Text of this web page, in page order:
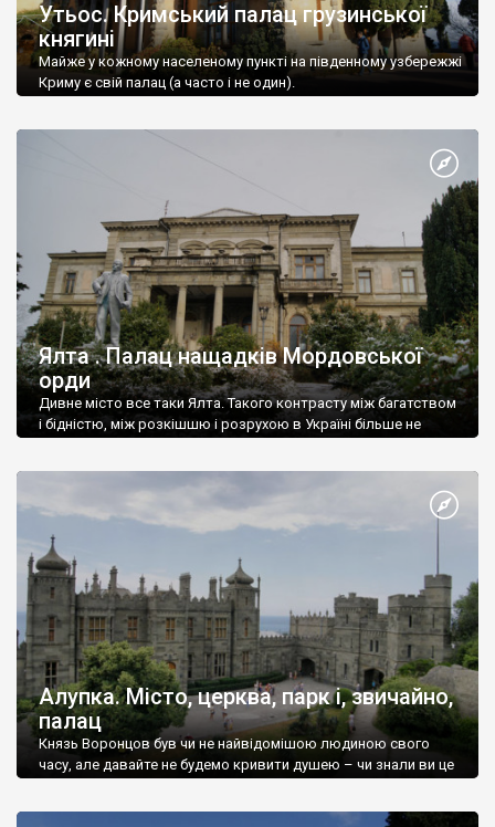
Утьос. Кримський палац грузинської
княгині
Майже у кожному населеному пункті на південному узбережжі
Криму є свій палац (а часто і не один).
Ялта . Палац нащадків Мордовської
орди
Дивне місто все таки Ялта. Такого контрасту між багатством
і бідністю, між розкішшю і розрухою в Україні більше не
Алупка. Місто, церква, парк і, звичайно,
палац
Князь Воронцов був чи не найвідомішою людиною свого
часу, але давайте не будемо кривити душею – чи знали ви це